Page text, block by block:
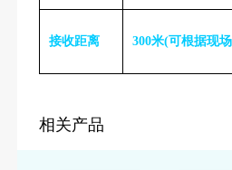
接收距离 300米(可根据现
相关产品